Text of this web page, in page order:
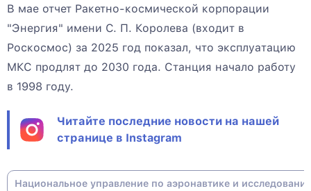
В мае отчет Ракетно-космической корпорации
"Энергия" имени С. П. Королева (входит в
Роскосмос) за 2025 год показал, что эксплуатацию
МКС продлят до 2030 года. Станция начало работу
в 1998 году.
Читайте последние новости на нашей
странице в Instagram
Национальное управление по аэронавтике и